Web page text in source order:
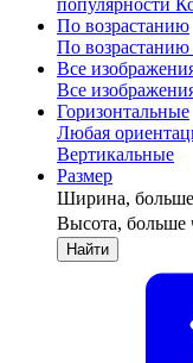
популярности
По возрастанию
По возрастанию
Все
Все
Горизонтальные
Любая
Вертикальные
Размер
Ширина,
Высота, больше
Найти